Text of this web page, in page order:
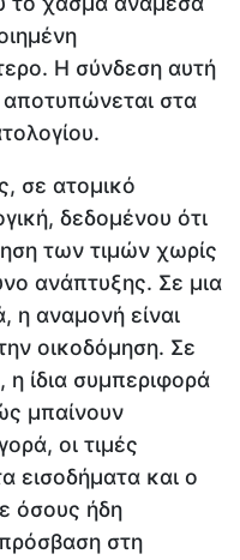
Η σύνδεση αυτή
αποτυπώνεται στα
σε ατομικό
δεδομένου ότι
των τιμών χωρίς
ανάπτυξης. Σε μια
η αναμονή είναι
οικοδόμηση. Σε
ίδια συμπεριφορά
μπαίνουν
οι τιμές
εισοδήματα και ο
όσους ήδη
στη